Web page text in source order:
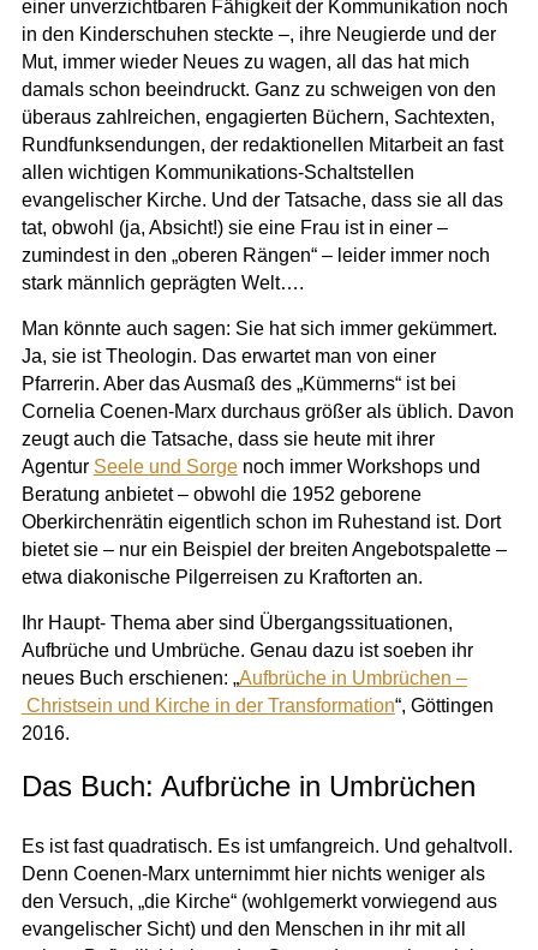
einer unverzichtbaren Fähigkeit der Kommunikation noch
in den Kinderschuhen steckte –, ihre Neugierde und der
Mut, immer wieder Neues zu wagen, all das hat mich
damals schon beeindruckt. Ganz zu schweigen von den
überaus zahlreichen, engagierten Büchern, Sachtexten,
Rundfunksendungen, der redaktionellen Mitarbeit an fast
allen wichtigen Kommunikations-Schaltstellen
evangelischer Kirche. Und der Tatsache, dass sie all das
tat, obwohl (ja, Absicht!) sie eine Frau ist in einer –
zumindest in den „oberen Rängen“ – leider immer noch
stark männlich geprägten Welt….
Man könnte auch sagen: Sie hat sich immer gekümmert.
Ja, sie ist Theologin. Das erwartet man von einer
Pfarrerin. Aber das Ausmaß des „Kümmerns“ ist bei
Cornelia Coenen-Marx durchaus größer als üblich. Davon
zeugt auch die Tatsache, dass sie heute mit ihrer
Agentur Seele und Sorgenoch immer Workshops und
Beratung anbietet – obwohl die 1952 geborene
Oberkirchenrätin eigentlich schon im Ruhestand ist. Dort
bietet sie – nur ein Beispiel der breiten Angebotspalette –
etwa diakonische Pilgerreisen zu Kraftorten an.
Ihr Haupt- Thema aber sind Übergangssituationen,
Aufbrüche und Umbrüche. Genau dazu ist soeben ihr
neues Buch erschienen: „Aufbrüche in Umbrüchen –
Christsein und Kirche in der Transformation“, Göttingen
2016.
Das Buch: Aufbrüche in Umbrüchen
Es ist fast quadratisch. Es ist umfangreich. Und gehaltvoll.
Denn Coenen-Marx unternimmt hier nichts weniger als
den Versuch, „die Kirche“ (wohlgemerkt vorwiegend aus
evangelischer Sicht) und den Menschen in ihr mit all